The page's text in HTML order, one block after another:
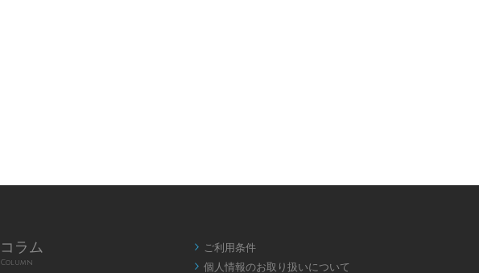
コラム
Column
 ご利用条件
 個人情報のお取り扱いについて